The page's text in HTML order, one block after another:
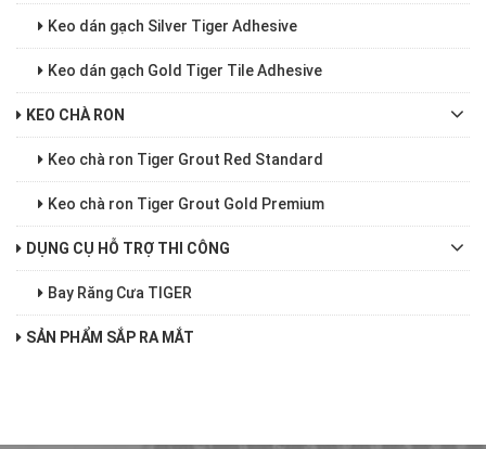
Keo dán gạch Silver Tiger Adhesive
Keo dán gạch Gold Tiger Tile Adhesive
KEO CHÀ RON
Keo chà ron Tiger Grout Red Standard
Keo chà ron Tiger Grout Gold Premium
DỤNG CỤ HỖ TRỢ THI CÔNG
Bay Răng Cưa TIGER
SẢN PHẨM SẮP RA MẮT